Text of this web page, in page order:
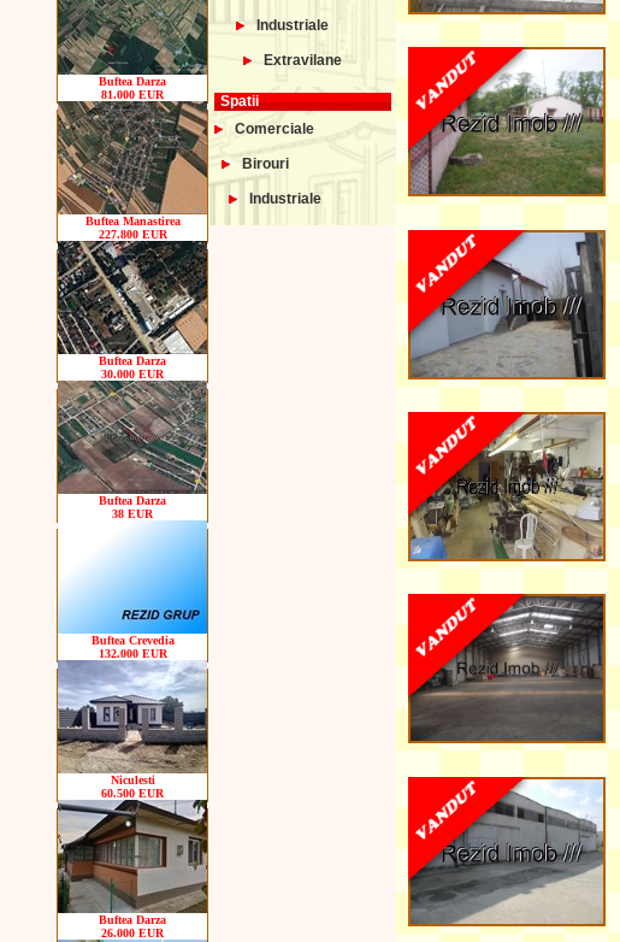
Buftea Darza
81.000 EUR
Buftea Manastirea
227.800 EUR
Buftea Darza
30.000 EUR
Buftea Darza
38 EUR
Buftea Crevedia
132.000 EUR
Niculesti
60.500 EUR
Buftea Darza
26.000 EUR
Industriale
Extravilane
Spatii
Comerciale
Birouri
Industriale